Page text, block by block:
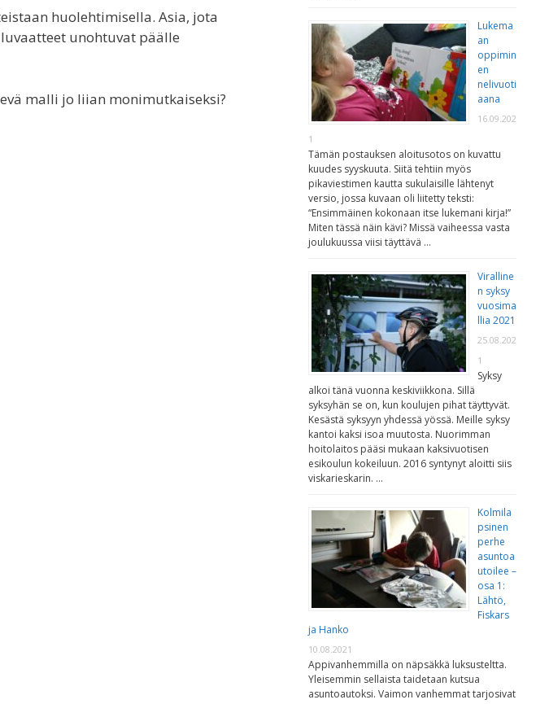
huolehtimisella. Asia, jota
unohtuvat päälle
malli jo liian monimutkaiseksi?
Lukema
an
oppimin
en
nelivuoti
aana
16.09.202
1
Tämän postauksen aloitusotos on kuvattu
kuudes syyskuuta. Siitä tehtiin myös
pikaviestimen kautta sukulaisille lähtenyt
versio, jossa kuvaan oli liitetty teksti:
“Ensimmäinen kokonaan itse lukemani kirja!”
Miten tässä näin kävi? Missä vaiheessa vasta
joulukuussa viisi täyttävä …
Viralline
n syksy
vuosima
llia 2021
25.08.202
1
Syksy
alkoi tänä vuonna keskiviikkona. Sillä
syksyhän se on, kun koulujen pihat täyttyvät.
Kesästä syksyyn yhdessä yössä. Meille syksy
kantoi kaksi isoa muutosta. Nuorimman
hoitolaitos pääsi mukaan kaksivuotisen
esikoulun kokeiluun. 2016 syntynyt aloitti siis
viskarieskarin. …
Kolmila
psinen
perhe
asuntoa
utoilee –
osa 1:
Lähtö,
Fiskars
ja Hanko
10.08.2021
Appivanhemmilla on näpsäkkä luksusteltta.
Yleisemmin sellaista taidetaan kutsua
asuntoautoksi. Vaimon vanhemmat tarjosivat